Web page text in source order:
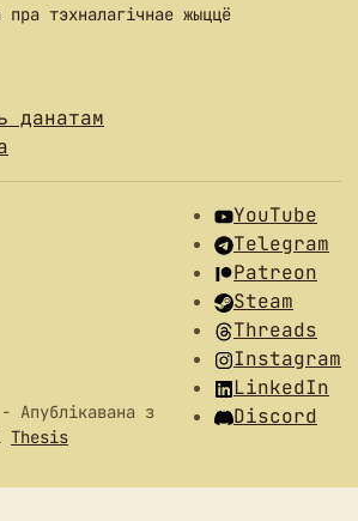
пра тэхналагічнае жыццё
данатам
- Апублікавана з
Thesis
YouTube
Telegram
Patreon
Steam
Threads
Instagram
LinkedIn
Discord